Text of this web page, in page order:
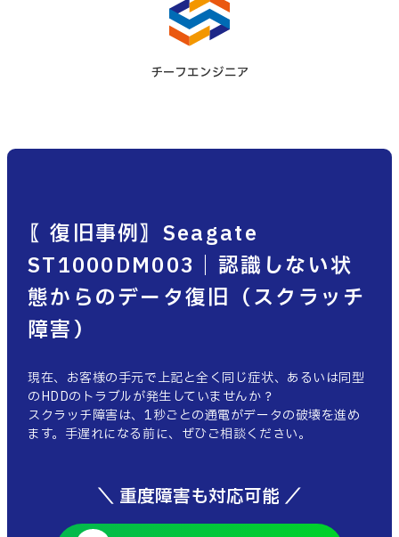
チーフエンジニア
〖復旧事例〗Seagate
ST1000DM003｜認識しない状
態からのデータ復旧（スクラッチ
障害）
現在、お客様の手元で上記と全く同じ症状、あるいは同型
のHDDのトラブルが発生していませんか？
スクラッチ障害は、1秒ごとの通電がデータの破壊を進め
ます。手遅れになる前に、ぜひご相談ください。
＼ 重度障害も対応可能 ／